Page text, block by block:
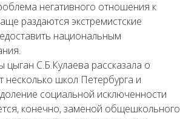
негативного отношения к
раздаются экстремистские
национальным
С.Б.Кулаева рассказала о
школ Петербурга и
социальной исключенности
конечно, заменой общешкольного